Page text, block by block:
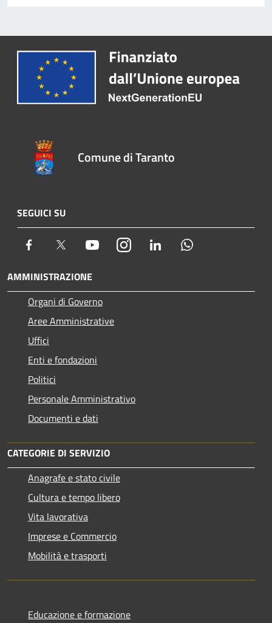
Comune di Taranto
SEGUICI SU
Facebook Twitter YoutubeInstagram LinkedIn
AMMINISTRAZIONE
Organi di Governo
Aree Amministrative
Uffici
Enti e fondazioni
Politici
Personale Amministrativo
Documenti e dati
CATEGORIE DI SERVIZIO
Anagrafe e stato civile
Cultura e tempo libero
Vita lavorativa
Imprese e Commercio
Mobilità e trasporti
Educazione e formazione